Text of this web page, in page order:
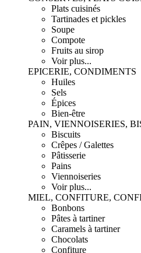
Plats cuisinés
Tartinades et pickles
Soupe
Compote
Fruits au sirop
Voir plus...
EPICERIE, CONDIMENTS
Huiles
Sels
Épices
Bien-être
PAIN, VIENNOISERIES,
Biscuits
Crêpes / Galettes
Pâtisserie
Pains
Viennoiseries
Voir plus...
MIEL, CONFITURE,
Bonbons
Pâtes à tartiner
Caramels à tartiner
Chocolats
Confiture